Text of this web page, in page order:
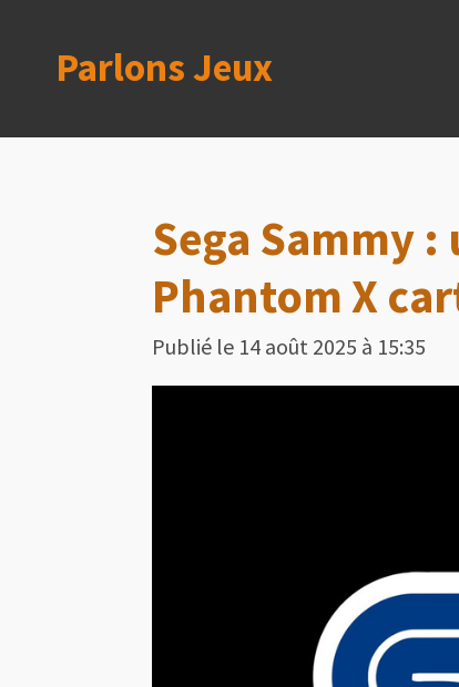
Parlons Jeux
Sega Sammy
Phantom X
Publié le 14 août 2025 à 15:35